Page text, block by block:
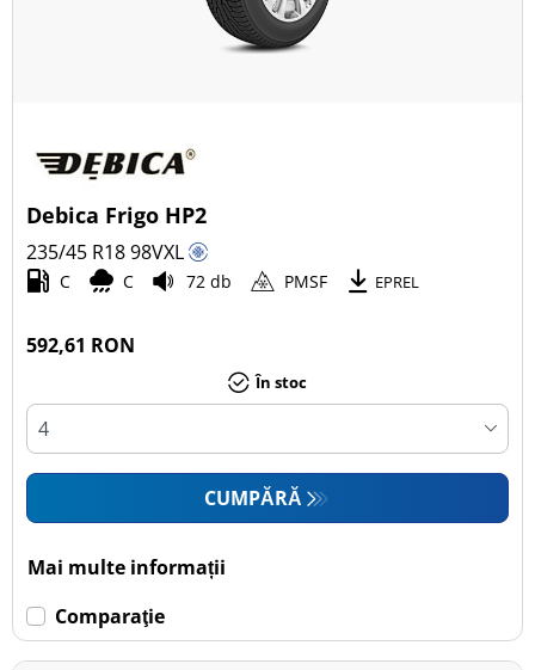
Debica Frigo HP2
235/45 R1898VXL
C C 72 db PMSF EPREL
592,61 RON
În stoc
CUMPĂRĂ
Mai multe informații
Comparaţie